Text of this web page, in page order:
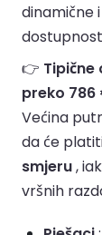
dinamične
👉 Tipične
preko 786
Većina
da će
smjeru,
vršnih